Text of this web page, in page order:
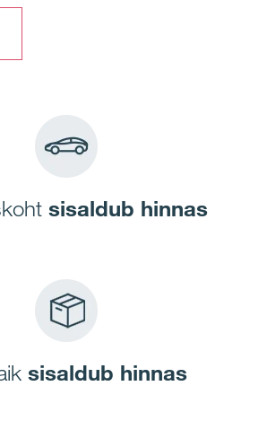
sisaldub hinnas
sisaldub hinnas